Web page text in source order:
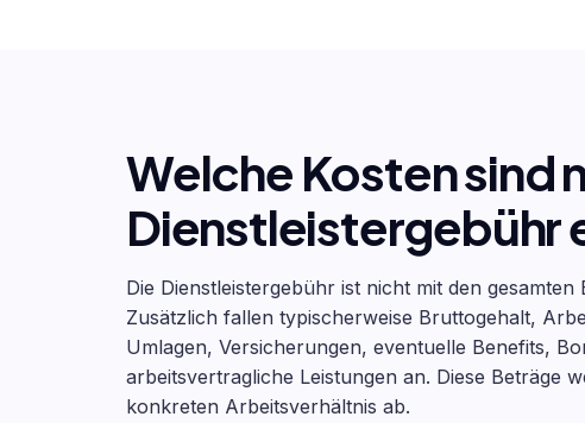
Welche Kosten sind
Dienstleistergebühr
Die Dienstleistergebühr ist nicht mit den
Zusätzlich fallen typischerweise Bruttogehalt,
Umlagen, Versicherungen, eventuelle Benefits,
arbeitsvertragliche Leistungen an. Diese Beträge
konkreten Arbeitsverhältnis ab.